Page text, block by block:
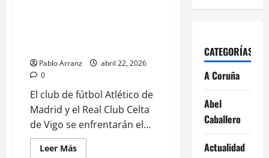
Pablo Arranz
abril 22, 2026
0
El club de fútbol Atlético de
Madrid y el Real Club Celta
de Vigo se enfrentarán el...
Leer MásLeer
Actualidad
CATEGORÍAS
A Coruña
Abel
Caballero
Actualidad